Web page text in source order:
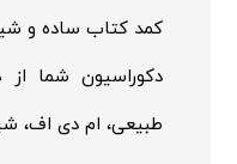
کمد کتاب ساده و
دکوراسیون شما
طبیعی، ام دی اف،